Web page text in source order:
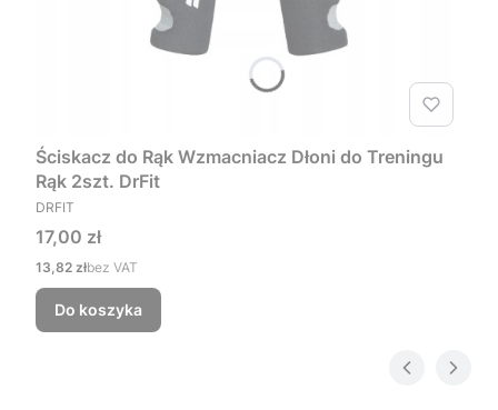
Ściskacz do Rąk Wzmacniacz Dłoni do Treningu
Rąk 2szt. DrFit
PRODUCENT
DRFIT
Cena
17,00 zł
Cena
13,82 złbez VAT
Do koszyka